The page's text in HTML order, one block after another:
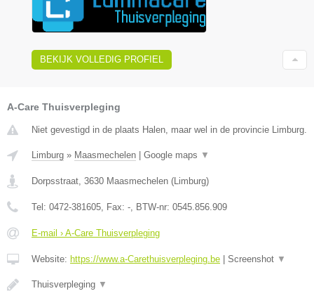
BEKIJK VOLLEDIG PROFIEL
A-Care Thuisverpleging
Niet gevestigd in de plaats Halen, maar wel in de provincie Limburg.
Limburg » Maasmechelen Google maps ▼
Dorpsstraat, 3630 Maasmechelen (Limburg)
Tel: 0472-381605, Fax: -, BTW-nr: 0545.856.909
E-mail › A-Care Thuisverpleging
Website: https://www.a-Carethuisverpleging.be Screenshot ▼
Thuisverpleging ▼